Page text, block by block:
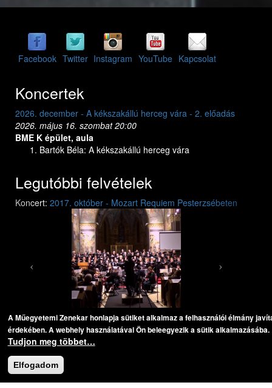
Facebook Twitter Instagram YouTube Kapcsolat
Koncertek
2026. december - A kékszakállú herceg vára - 2. előadás
2026. május 16. szombat 20:00
BME K épület, aula
Bartók Béla: A kékszakállú herceg vára
Legutóbbi felvételek
Koncert: 2017. október - Mozart Requiem Pesterzsébeten
Mozart: Requiem
Mozart: Requiem
Darab:Mozart, Wolfgang Amadeus: Requiem
Previous Next
Bejelentkezés
Login with Google
A Műegyetemi Zenekar honlapja sütiket alkalmaz a felhasználói élmány
érdekében. A webhely használatával Ön beleegyezik a sütik alkalmazásába.
Tudjon meg többet…
Elfogadom